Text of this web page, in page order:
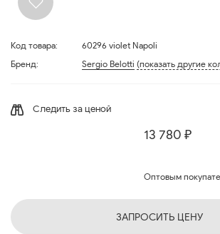
Код товара:
60296 violet Napoli
Бренд:
Sergio Belotti (показать другие
Следить за ценой
13 780 ₽
Оптовым
ЗАПРОСИТЬ ЦЕНУ